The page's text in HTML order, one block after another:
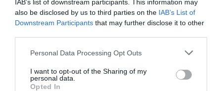
IAB’s list of downstream participants. This information may
also be disclosed by us to third parties on the IAB’s List of
Downstream Participants that may further disclose it to other
Personal Data Processing Opt Outs
I want to opt-out of the Sharing of my
personal data.
Opted In